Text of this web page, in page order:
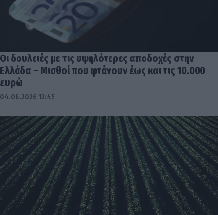
Οι δουλειές με τις υψηλότερες αποδοχές στην
Ελλάδα – Μισθοί που φτάνουν έως και τις 10.000
ευρώ
04.08.2026 12:45